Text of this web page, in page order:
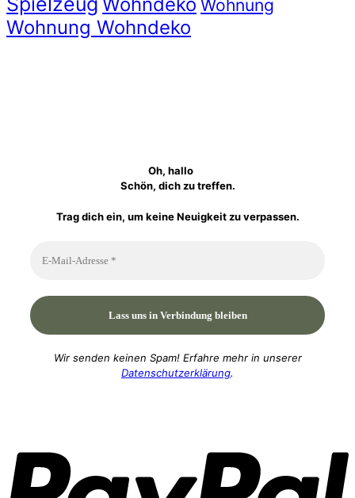
Wohnung
Wohnung Wohndeko
Oh, hallo
Schön, dich zu treffen.
Trag dich ein, um keine Neuigkeit zu verpassen.
Wir senden keinen Spam! Erfahre mehr in unserer
Datenschutzerklärung.